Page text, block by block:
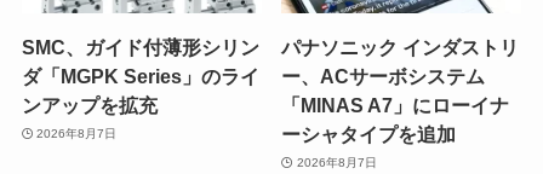
SMC、ガイド付薄形シリン
ダ「MGPK Series」のライ
ンアップを拡充
2026年8月7日
パナソニック インダストリ
ー、ACサーボシステム
「MINAS A7」にローイナ
ーシャタイプを追加
2026年8月7日